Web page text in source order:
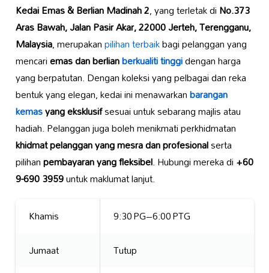
Kedai Emas & Berlian Madinah 2, yang terletak diNo.373
Aras Bawah, Jalan Pasir Akar, 22000 Jerteh, Terengganu,
Malaysia, merupakanpilihan terbaikbagi pelanggan yang
mencariemas dan berlianberkualiti tinggidengan harga
yang berpatutan. Dengan koleksi yang pelbagai dan reka
bentuk yang elegan, kedai ini menawarkanbarangan
kemasyang eksklusifsesuai untuk sebarang majlis atau
hadiah. Pelanggan juga boleh menikmati perkhidmatan
khidmat pelanggan yang mesra dan profesionalserta
pilihanpembayaran yang fleksibel. Hubungi mereka di+60
9-690 3959untuk maklumat lanjut.
Khamis
9:30 PG–6:00 PTG
Jumaat
Tutup